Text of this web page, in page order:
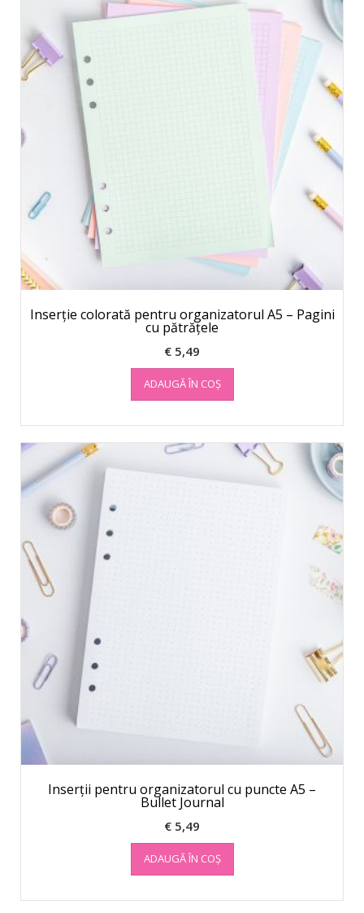
Inserție colorată pentru organizatorul A5 – Pagini
cu pătrățele
€ 5,49
ADAUGĂ ÎN COȘ
Inserții pentru organizatorul cu puncte A5 –
Bullet Journal
€ 5,49
ADAUGĂ ÎN COȘ